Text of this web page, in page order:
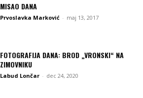
MISAO DANA
Prvoslavka Marković - maj 13, 2017
FOTOGRAFIJA DANA: BROD „VRONSKI“ NA
ZIMOVNIKU
Labud Lončar - dec 24, 2020